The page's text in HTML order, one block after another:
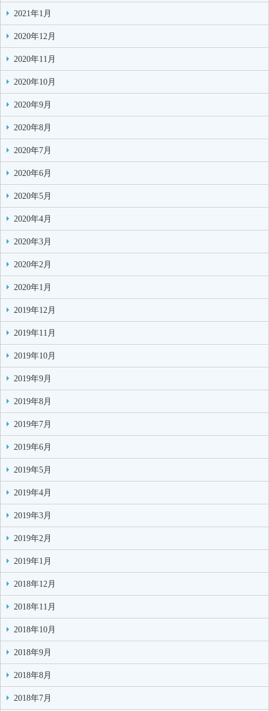
2021年1月
2020年12月
2020年11月
2020年10月
2020年9月
2020年8月
2020年7月
2020年6月
2020年5月
2020年4月
2020年3月
2020年2月
2020年1月
2019年12月
2019年11月
2019年10月
2019年9月
2019年8月
2019年7月
2019年6月
2019年5月
2019年4月
2019年3月
2019年2月
2019年1月
2018年12月
2018年11月
2018年10月
2018年9月
2018年8月
2018年7月